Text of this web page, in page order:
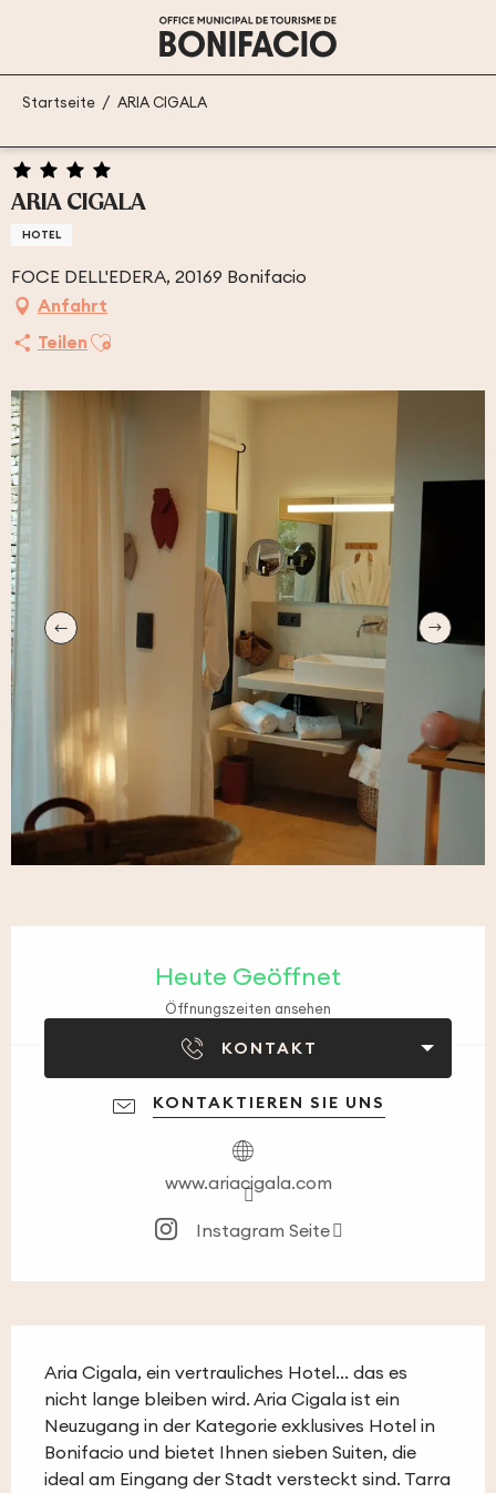
principal
Startseite ARIA CIGALA
ARIA CIGALA
HOTEL
FOCE DELL'EDERA, 20169 Bonifacio
Anfahrt
TeilenAjouter aux favoris
Heute Geöffnet
Öffnungszeiten ansehen
KONTAKT
KONTAKTIEREN SIE UNS
www.ariacigala.com
Instagram Seite
Aria Cigala, ein vertrauliches Hotel... das es
nicht lange bleiben wird. Aria Cigala ist ein
Neuzugang in der Kategorie exklusives Hotel in
Bonifacio und bietet Ihnen sieben Suiten, die
ideal am Eingang der Stadt versteckt sind. Tarra